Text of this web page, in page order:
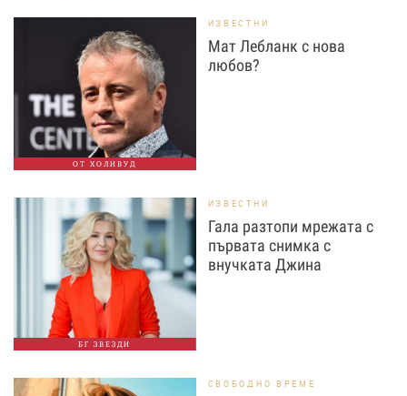
ОТ ХОЛИВУД
ИЗВЕСТНИ
Мат Лебланк с нова
любов?
БГ ЗВЕЗДИ
ИЗВЕСТНИ
Гала разтопи мрежата с
първата снимка с
внучката Джина
СВОБОДНО ВРЕМЕ